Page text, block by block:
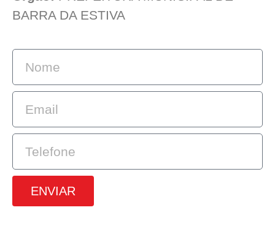
BARRA DA ESTIVA
ENVIAR